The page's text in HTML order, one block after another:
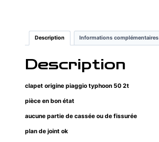
Description Informations complémentaires
Description
clapet origine piaggio typhoon 50 2t
pièce en bon état
aucune partie de cassée ou de fissurée
plan de joint ok